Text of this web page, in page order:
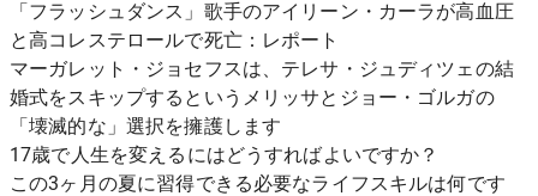
「フラッシュダンス」歌手のアイリーン・カーラが高血圧
と高コレステロールで死亡：レポート
マーガレット・ジョセフスは、テレサ・ジュディツェの結
婚式をスキップするというメリッサとジョー・ゴルガの
「壊滅的な」選択を擁護します
17歳で人生を変えるにはどうすればよいですか？
この3ヶ月の夏に習得できる必要なライフスキルは何です